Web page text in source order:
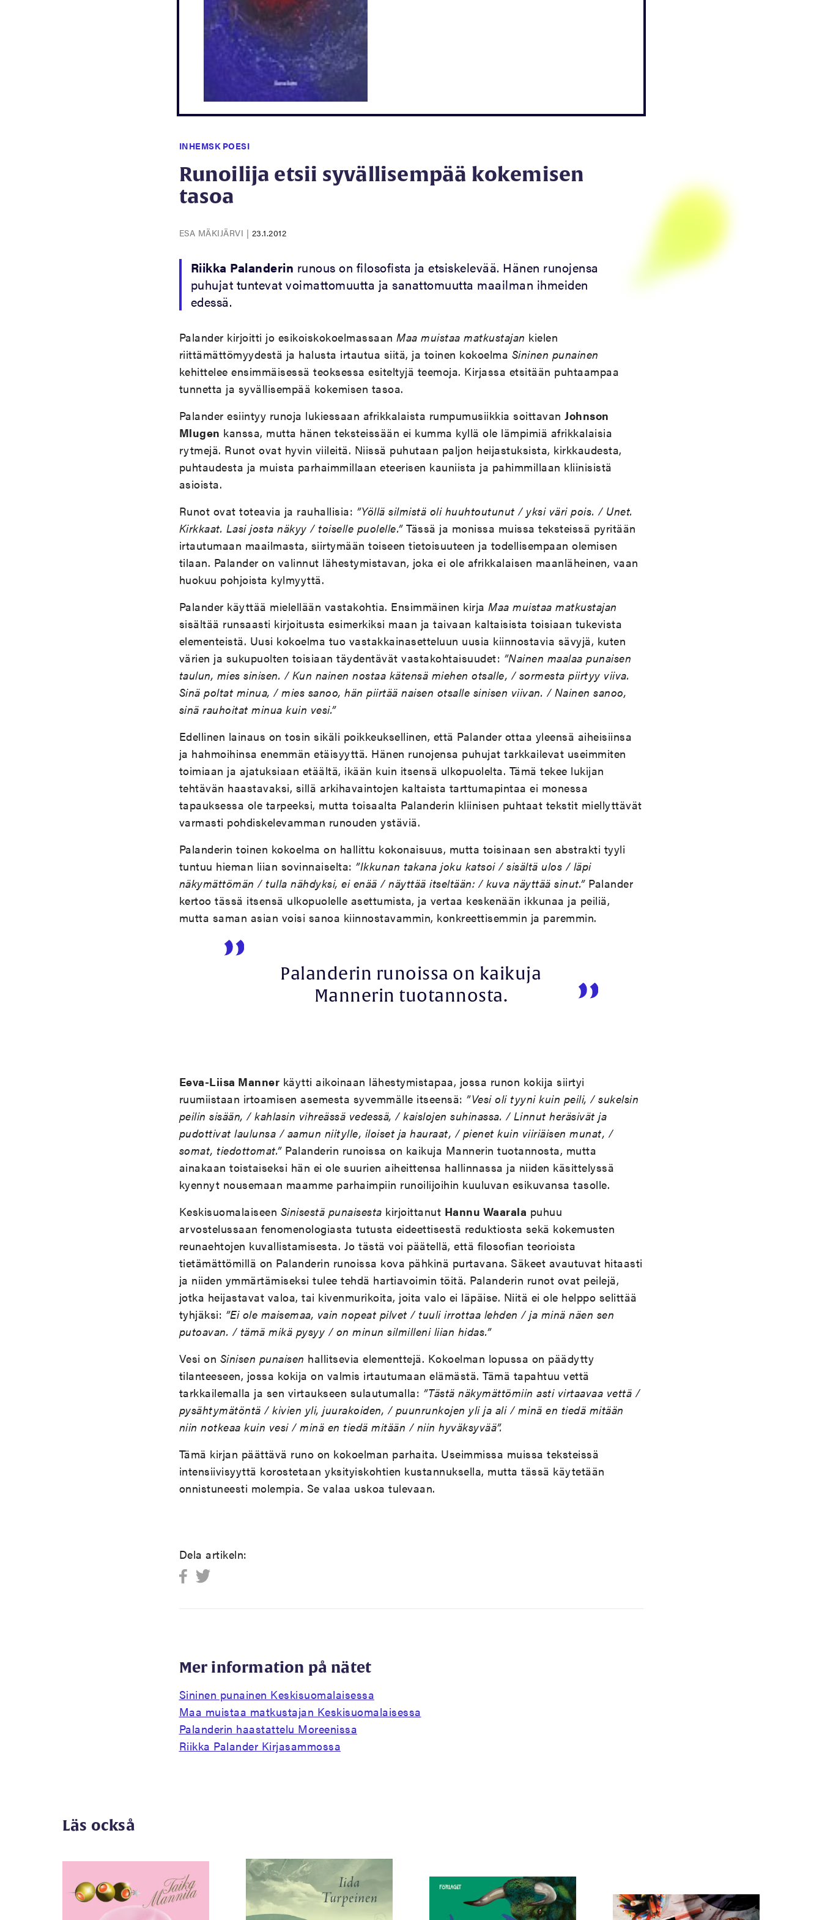
INHEMSK POESI
Runoilija etsii syvällisempää kokemisen
tasoa
ESA MÄKIJÄRVI | 23.1.2012
Riikka Palanderin runous on filosofista ja etsiskelevää. Hänen runojensa
puhujat tuntevat voimattomuutta ja sanattomuutta maailman ihmeiden
edessä.
Palander kirjoitti jo esikoiskokoelmassaan Maa muistaa matkustajan kielen
riittämättömyydestä ja halusta irtautua siitä, ja toinen kokoelma Sininen punainen
kehittelee ensimmäisessä teoksessa esiteltyjä teemoja. Kirjassa etsitään puhtaampaa
tunnetta ja syvällisempää kokemisen tasoa.
Palander esiintyy runoja lukiessaan afrikkalaista rumpumusiikkia soittavan Johnson
Mlugen kanssa, mutta hänen teksteissään ei kumma kyllä ole lämpimiä afrikkalaisia
rytmejä. Runot ovat hyvin viileitä. Niissä puhutaan paljon heijastuksista, kirkkaudesta,
puhtaudesta ja muista parhaimmillaan eteerisen kauniista ja pahimmillaan kliinisistä
asioista.
Runot ovat toteavia ja rauhallisia: ”Yöllä silmistä oli huuhtoutunut / yksi väri pois. / Unet.
Kirkkaat. Lasi josta näkyy / toiselle puolelle.”Tässä ja monissa muissa teksteissä pyritään
irtautumaan maailmasta, siirtymään toiseen tietoisuuteen ja todellisempaan olemisen
tilaan. Palander on valinnut lähestymistavan, joka ei ole afrikkalaisen maanläheinen, vaan
huokuu pohjoista kylmyyttä.
Palander käyttää mielellään vastakohtia. Ensimmäinen kirja Maa muistaa matkustajan
sisältää runsaasti kirjoitusta esimerkiksi maan ja taivaan kaltaisista toisiaan tukevista
elementeistä. Uusi kokoelma tuo vastakkainasetteluun uusia kiinnostavia sävyjä, kuten
värien ja sukupuolten toisiaan täydentävät vastakohtaisuudet: ”Nainen maalaa punaisen
taulun, mies sinisen. / Kun nainen nostaa kätensä miehen otsalle, / sormesta piirtyy viiva.
Sinä poltat minua, / mies sanoo, hän piirtää naisen otsalle sinisen viivan. / Nainen sanoo,
sinä rauhoitat minua kuin vesi.”
Edellinen lainaus on tosin sikäli poikkeuksellinen, että Palander ottaa yleensä aiheisiinsa
ja hahmoihinsa enemmän etäisyyttä. Hänen runojensa puhujat tarkkailevat useimmiten
toimiaan ja ajatuksiaan etäältä, ikään kuin itsensä ulkopuolelta. Tämä tekee lukijan
tehtävän haastavaksi, sillä arkihavaintojen kaltaista tarttumapintaa ei monessa
tapauksessa ole tarpeeksi, mutta toisaalta Palanderin kliinisen puhtaat tekstit miellyttävät
varmasti pohdiskelevamman runouden ystäviä.
Palanderin toinen kokoelma on hallittu kokonaisuus, mutta toisinaan sen abstrakti tyyli
tuntuu hieman liian sovinnaiselta: ”Ikkunan takana joku katsoi / sisältä ulos / läpi
näkymättömän / tulla nähdyksi, ei enää / näyttää itseltään: / kuva näyttää sinut.”Palander
kertoo tässä itsensä ulkopuolelle asettumista, ja vertaa keskenään ikkunaa ja peiliä,
mutta saman asian voisi sanoa kiinnostavammin, konkreettisemmin ja paremmin.
Palanderin runoissa on kaikuja
Mannerin tuotannosta.
Eeva-Liisa Manner käytti aikoinaan lähestymistapaa, jossa runon kokija siirtyi
ruumiistaan irtoamisen asemesta syvemmälle itseensä: ”Vesi oli tyyni kuin peili, / sukelsin
peilin sisään, / kahlasin vihreässä vedessä, / kaislojen suhinassa. / Linnut heräsivät ja
pudottivat laulunsa / aamun niitylle, iloiset ja hauraat, / pienet kuin viiriäisen munat, /
somat, tiedottomat.”Palanderin runoissa on kaikuja Mannerin tuotannosta, mutta
ainakaan toistaiseksi hän ei ole suurien aiheittensa hallinnassa ja niiden käsittelyssä
kyennyt nousemaan maamme parhaimpiin runoilijoihin kuuluvan esikuvansa tasolle.
Keskisuomalaiseen Sinisestä punaisesta kirjoittanut Hannu Waarala puhuu
arvostelussaan fenomenologiasta tutusta eideettisestä reduktiosta sekä kokemusten
reunaehtojen kuvallistamisesta. Jo tästä voi päätellä, että filosofian teorioista
tietämättömillä on Palanderin runoissa kova pähkinä purtavana. Säkeet avautuvat hitaasti
ja niiden ymmärtämiseksi tulee tehdä hartiavoimin töitä. Palanderin runot ovat peilejä,
jotka heijastavat valoa, tai kivenmurikoita, joita valo ei läpäise. Niitä ei ole helppo selittää
tyhjäksi: ”Ei ole maisemaa, vain nopeat pilvet / tuuli irrottaa lehden / ja minä näen sen
putoavan. / tämä mikä pysyy / on minun silmilleni liian hidas.”
Vesi on Sinisen punaisen hallitsevia elementtejä. Kokoelman lopussa on päädytty
tilanteeseen, jossa kokija on valmis irtautumaan elämästä. Tämä tapahtuu vettä
tarkkailemalla ja sen virtaukseen sulautumalla: ”Tästä näkymättömiin asti virtaavaa vettä /
pysähtymätöntä / kivien yli, juurakoiden, / puunrunkojen yli ja ali / minä en tiedä mitään
niin notkeaa kuin vesi / minä en tiedä mitään / niin hyväksyvää”.
Tämä kirjan päättävä runo on kokoelman parhaita. Useimmissa muissa teksteissä
intensiivisyyttä korostetaan yksityiskohtien kustannuksella, mutta tässä käytetään
onnistuneesti molempia. Se valaa uskoa tulevaan.
Dela artikeln:
Mer information på nätet
Sininen punainen Keskisuomalaisessa
Maa muistaa matkustajan Keskisuomalaisessa
Palanderin haastattelu Moreenissa
Riikka Palander Kirjasammossa
Läs också